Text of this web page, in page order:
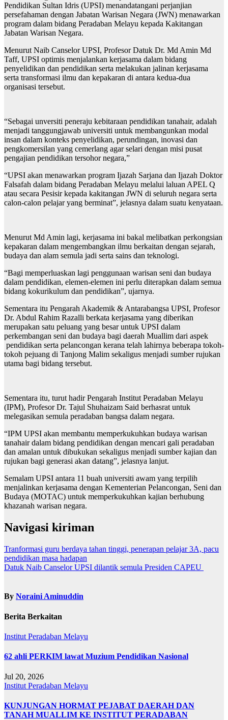
Pendidikan Sultan Idris (UPSI) menandatangani perjanjian
persefahaman dengan Jabatan Warisan Negara (JWN) menawarkan
program dalam bidang Peradaban Melayu kepada Kakitangan
Jabatan Warisan Negara.
Menurut Naib Canselor UPSI, Profesor Datuk Dr. Md Amin Md
Taff, UPSI optimis menjalankan kerjasama dalam bidang
penyelidikan dan pendidikan serta melakukan jalinan kerjasama
serta transformasi ilmu dan kepakaran di antara kedua-dua
organisasi tersebut.
“Sebagai unversiti peneraju kebitaraan pendidikan tanahair, adalah
menjadi tanggungjawab universiti untuk membangunkan modal
insan dalam konteks penyelidikan, perundingan, inovasi dan
pengkomersilan yang cemerlang agar selari dengan misi pusat
pengajian pendidikan tersohor negara,”
“UPSI akan menawarkan program Ijazah Sarjana dan Ijazah Doktor
Falsafah dalam bidang Peradaban Melayu melalui laluan APEL Q
atau secara Pesisir kepada kakitangan JWN di seluruh negara serta
calon-calon pelajar yang berminat”, jelasnya dalam suatu kenyataan.
Menurut Md Amin lagi, kerjasama ini bakal melibatkan perkongsian
kepakaran dalam mengembangkan ilmu berkaitan dengan sejarah,
budaya dan alam semula jadi serta sains dan teknologi.
“Bagi memperluaskan lagi penggunaan warisan seni dan budaya
dalam pendidikan, elemen-elemen ini perlu diterapkan dalam semua
bidang kokurikulum dan pendidikan”, ujarnya.
Sementara itu Pengarah Akademik & Antarabangsa UPSI, Profesor
Dr. Abdul Rahim Razalli berkata kerjasama yang diberikan
merupakan satu peluang yang besar untuk UPSI dalam
perkembangan seni dan budaya bagi daerah Muallim dari aspek
pendidikan serta pelancongan kerana telah lahirnya beberapa tokoh-
tokoh pejuang di Tanjong Malim sekaligus menjadi sumber rujukan
utama bagi bidang tersebut.
Sementara itu, turut hadir Pengarah Institut Peradaban Melayu
(IPM), Profesor Dr. Tajul Shuhaizam Said berhasrat untuk
melegasikan semula peradaban bangsa dalam negara.
“IPM UPSI akan membantu memperkukuhkan budaya warisan
tanahair dalam bidang pendidikan dengan mencari gali peradaban
dan amalan untuk dibukukan sekaligus menjadi sumber kajian dan
rujukan bagi generasi akan datang”, jelasnya lanjut.
Semalam UPSI antara 11 buah universiti awam yang terpilih
menjalinkan kerjasama dengan Kementerian Pelancongan, Seni dan
Budaya (MOTAC) untuk memperkukuhkan kajian berhubung
khazanah warisan negara.
Navigasi kiriman
Tranformasi guru berdaya tahan tinggi, penerapan pelajar 3A, pacu
pendidikan masa hadapan
Datuk Naib Canselor UPSI dilantik semula Presiden CAPEU
By Noraini Aminuddin
Berita Berkaitan
Institut Peradaban Melayu
62 ahli PERKIM lawat Muzium Pendidikan Nasional
Jul 20, 2026
Institut Peradaban Melayu
KUNJUNGAN HORMAT PEJABAT DAERAH DAN
TANAH MUALLIM KE INSTITUT PERADABAN